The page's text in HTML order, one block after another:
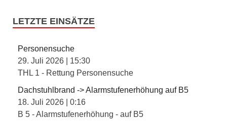
LETZTE EINSÄTZE
Personensuche
29. Juli 2026
15:30
THL 1 - Rettung Personensuche
Dachstuhlbrand -> Alarmstufenerhöhung auf B5
18. Juli 2026
0:16
B 5 - Alarmstufenerhöhung - auf B5